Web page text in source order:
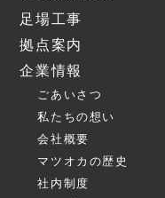
足場工事
拠点案内
企業情報
ごあいさつ
私たちの想い
会社概要
マツオカの歴史
社内制度